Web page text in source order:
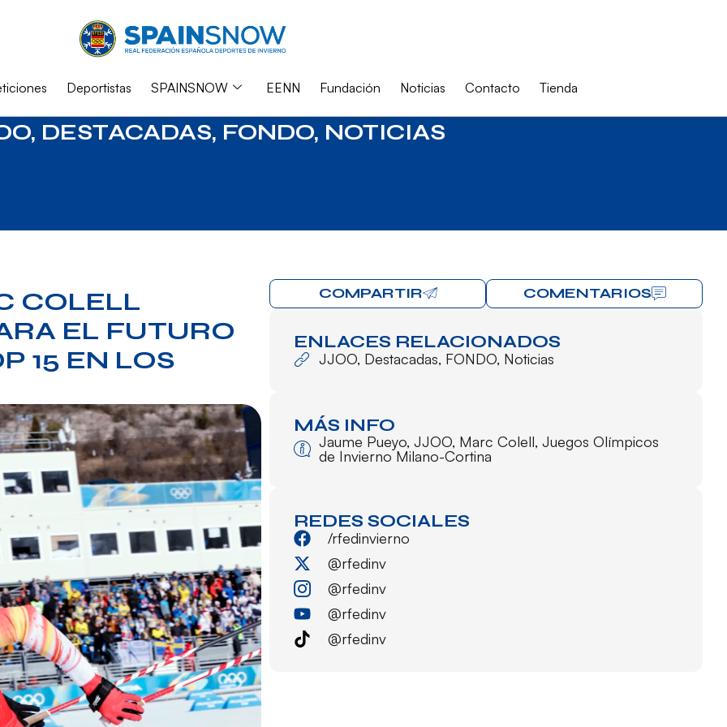
Deportistas SPAINSNOW EENN Fundación Noticias Contacto Tienda
, DESTACADAS, FONDO, NOTICIAS
COLELL
EL FUTURO
15 EN LOS
COMPARTIR COMENTARIOS
ENLACES RELACIONADOS
JJOO, Destacadas, FONDO, Noticias
MÁS INFO
Jaume Pueyo,JJOO, Marc Colell,Juegos Olímpicos
de Invierno Milano-Cortina
REDES SOCIALES
/rfedinvierno
@rfedinv
@rfedinv
@rfedinv
@rfedinv